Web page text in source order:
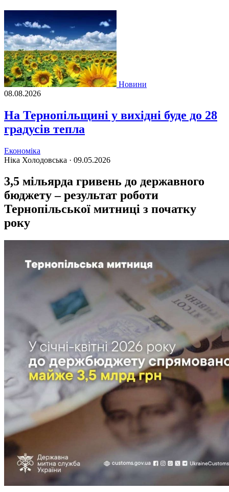
Новини
08.08.2026
На Тернопільщині у вихідні буде до 28
градусів тепла
Економіка
Ніка Холодовська · 09.05.2026
3,5 мільярда гривень до державного
бюджету – результат роботи
Тернопільської митниці з початку
року